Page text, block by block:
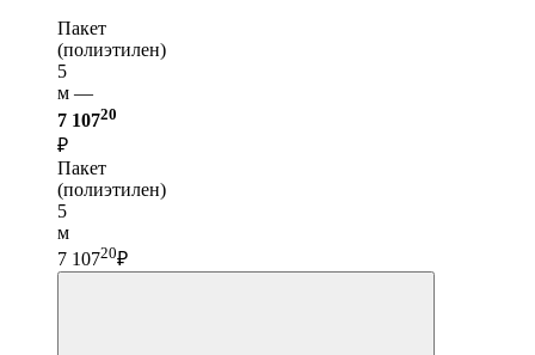
Пакет
(полиэтилен)
5
м —
7 10720
₽
Пакет
(полиэтилен)
5
м
7 10720₽